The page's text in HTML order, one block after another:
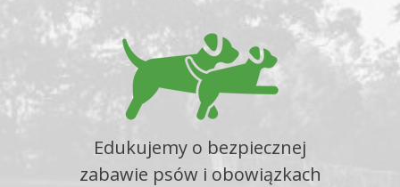
Edukujemy o bezpiecznej
zabawie psów i obowiązkach